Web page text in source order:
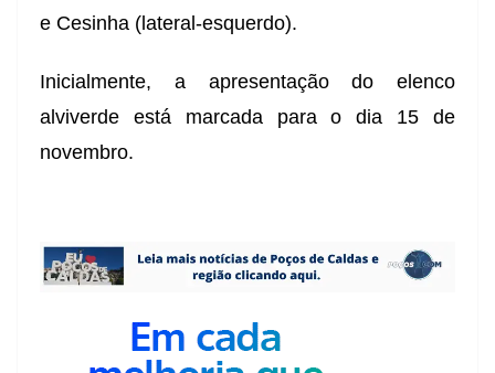
e Cesinha (lateral-esquerdo).
Inicialmente, a apresentação do elenco
alviverde está marcada para o dia 15 de
novembro.